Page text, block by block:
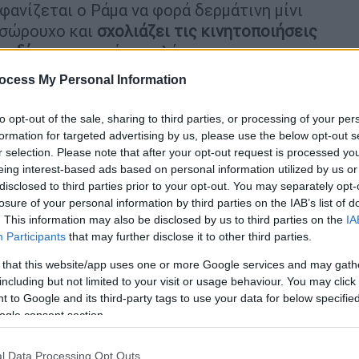
My Personal Information
opt-out of the sale, sharing to third parties, or processing of your
for targeted advertising by us, please use the below opt-out
selection. Please note that after your opt-out request is processed
interest-based ads based on personal information utilized by us
to third parties prior to your opt-out. You may separately
of your personal information by third parties on the IAB’s list of
This information may also be disclosed by us to third parties on the
Participants that may further disclose it to other third parties.
that this website/app uses one or more Google services and may
but not limited to your visit or usage behaviour. You may
to Google and its third-party tags to use your data for below
consent section.
Data Processing Opt Outs
ο Ράμα να φορά δερμάτινη μίνι
και σχολιάζει τις κινητοποιήσεις
στο οποίο εμπλέκεται και ο
Κούσνερ.
Δυναμική διαμαρτυρία στο
Κούσνερ
του Κούσνερ στην Αλβανία- Η
τραπεζικούς λογαριασμούς